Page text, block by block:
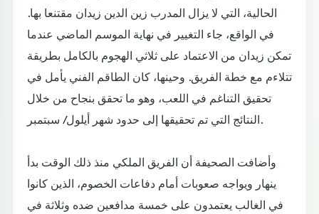
الحالية، التي لا يزال المدرب زين الدين زيدان مقتنعا بها.
في الواقع، جاء التغيير في نهاية الموسم الماضي عندما
تمكن زيدان من الاعتماد على ثلاثي الهجوم بالكامل بطريقة
تتلاءم مع خطة الفريق. وحينها، كان الطاقم الفني يأمل في
تحقيق التناغم في اللعب، وهو ما تحقق بنجاح من خلال
النتائج التي تم تحقيقها إلى حدود شهر أيلول/ سبتمبر.
وأضافت الصحيفة أن الفريق الملكي منذ ذلك الوقت بدأ
ينهار ويواجه صعوبات أمام دفاعات الخصوم، الذين كانوا
في الغالب يعتمدون على خمسة مدافعين ضده وثلاثة في